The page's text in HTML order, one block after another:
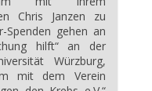
Chris Janzen zu
Spenden gehen an
hilft“ an der
Würzburg,
mit dem Verein